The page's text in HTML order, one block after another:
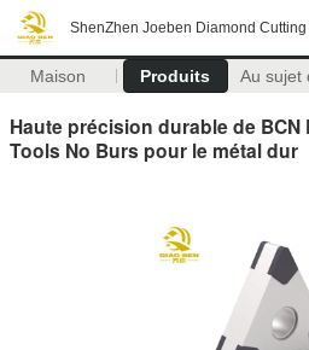
ShenZhen Joeben Diamond Cutting
Maison Produits Au sujet
Haute précision durable de BCN
Tools No Burs pour le métal dur